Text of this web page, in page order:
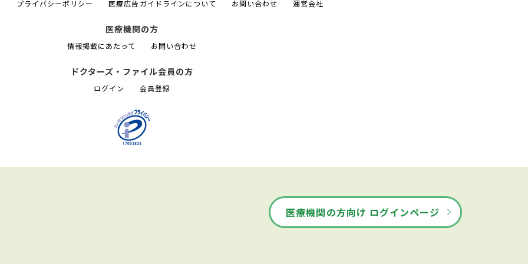
プライバシーポリシー 医療広告ガイドラインについて お問い合わせ 運営会社
医療機関の方
情報掲載にあたって お問い合わせ
ドクターズ・ファイル会員の方
ログイン 会員登録
医療機関の方向け ログインページ